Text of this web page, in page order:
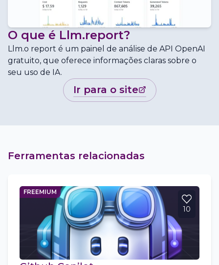
O que é Llm.report?
Llm.o report é um painel de análise de API OpenAI
gratuito, que oferece informações claras sobre o
seu uso de IA.
ir para o site
Ferramentas relacionadas
FREEMIUM
10